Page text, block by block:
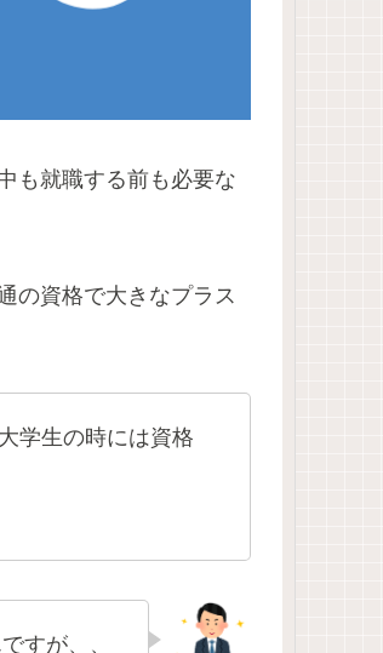
も就職する前も必要な
の資格で大きなプラス
学生の時には資格
すが、、